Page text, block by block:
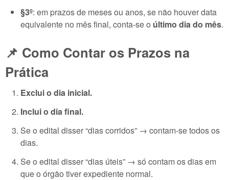
§3º: em prazos de meses ou anos, se não houver data
equivalente no mês final, conta-se o último dia do mês.
📌 Como Contar os Prazos na
Prática
Exclui o dia inicial.
Inclui o dia final.
Se o edital disser “dias corridos” → contam-se todos os
dias.
Se o edital disser “dias úteis” → só contam os dias em
que o órgão tiver expediente normal.